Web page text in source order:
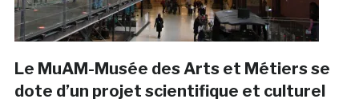
Le MuAM-Musée des Arts et Métiers se
dote d’un projet scientifique et culturel